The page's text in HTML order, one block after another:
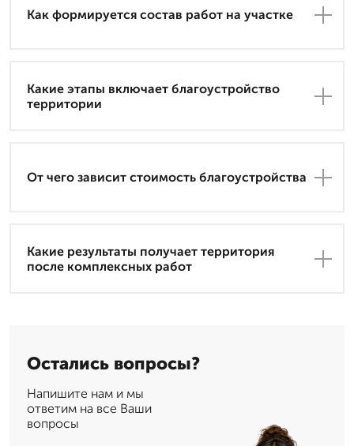
Как формируется состав работ на участке
Какие этапы включает благоустройство
территории
От чего зависит стоимость благоустройства
Какие результаты получает территория
после комплексных работ
Остались вопросы?
Напишите нам и мы
ответим на все Ваши
вопросы